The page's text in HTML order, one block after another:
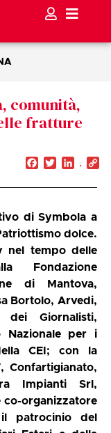
comunità,
fratture
Facebook
Twitter
di Symbola a
dolce.
nel tempo delle
Fondazione
di Mantova,
Bortolo, Arvedi,
dei Giornalisti,
Nazionale per i
CEI; con la
Confartigianato,
Impianti Srl,
co-organizzatore
patrocinio del